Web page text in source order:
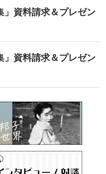
」資料請求＆プレゼン
」資料請求＆プレゼン